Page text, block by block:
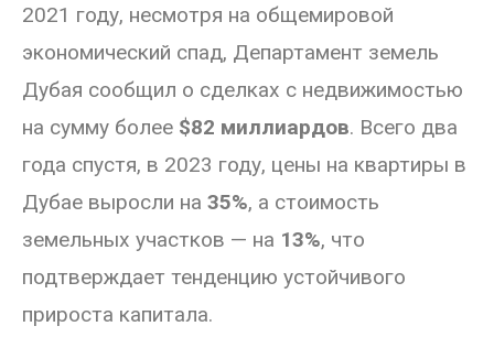
2021 году, несмотря на общемировой
экономический спад, Департамент земель
Дубая сообщил о сделках с недвижимостью
на сумму более $82 миллиардов. Всего два
года спустя, в 2023 году, цены на квартиры в
Дубае выросли на 35%, а стоимость
земельных участков — на 13%, что
подтверждает тенденцию устойчивого
прироста капитала.